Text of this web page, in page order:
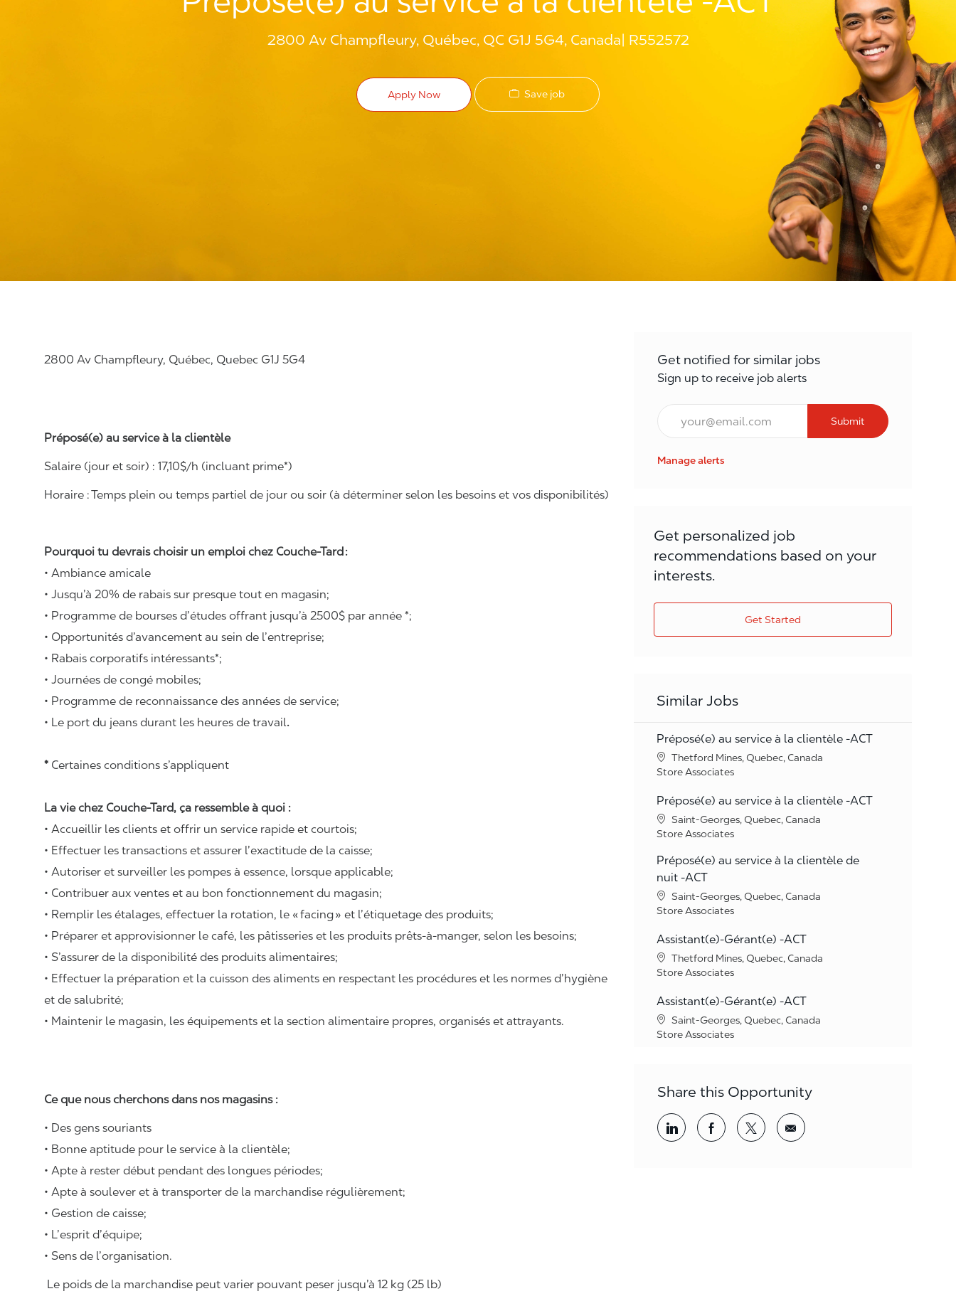
2800 Av Champfleury, Québec, QC G1J 5G4, Canada R552572
Apply Now Save job
2800 Av Champfleury, Québec, Quebec G1J 5G4
Préposé(e) au service à la clientèle
Salaire (jour et soir) : 17,10$/h (incluant prime*)
Horaire :Temps plein ou temps partiel de jour ou soir (à déterminer selon les besoins et vos disponibilités)
Pourquoi tu devrais choisir un emploi chez Couche-Tard :
• Ambiance amicale
• Jusqu’à 20% de rabais sur presque tout en magasin;
• Programme de bourses d’études offrant jusqu’à 2500$ par année *;
• Opportunités d’avancement au sein de l’entreprise;
• Rabais corporatifs intéressants*;
• Journées de congé mobiles;
• Programme de reconnaissance des années de service;
• Le port du jeans durant les heures de travail.
* Certaines conditions s’appliquent
La vie chez Couche-Tard, ça ressemble à quoi :
• Accueillir les clients et offrir un service rapide et courtois;
• Effectuer les transactions et assurer l’exactitude de la caisse;
• Autoriser et surveiller les pompes à essence, lorsque applicable;
• Contribuer aux ventes et au bon fonctionnement du magasin;
• Remplir les étalages, effectuer la rotation, le «facing» et l’étiquetage des produits;
• Préparer et approvisionner le café, les pâtisseries et les produits prêts-à-manger, selon les besoins;
• S’assurer de la disponibilité des produits alimentaires;
• Effectuer la préparation et la cuisson des aliments en respectant les procédures et les normes d’hygiène
et de salubrité;
• Maintenir le magasin, les équipements et la section alimentaire propres, organisés et attrayants.
Ce que nous cherchons dans nos magasins :
• Des gens souriants
• Bonne aptitude pour le service à la clientèle;
• Apte à rester début pendant des longues périodes;
• Apte à soulever et à transporter de la marchandise régulièrement;
• Gestion de caisse;
• L’esprit d’équipe;
• Sens de l’organisation.
Le poids de la marchandise peut varier pouvant peser jusqu’à 12 kg (25 lb)
Get notified for similar jobs
Sign up to receive job alerts
Email*
Submit
Manage alerts
Get personalized job
recommendations based on your
interests.
Get Started
Similar Jobs
Préposé(e) au service à la clientèle -ACT
Location
Thetford Mines, Quebec, Canada
Category
Store Associates
Préposé(e) au service à la clientèle -ACT
Location
Saint-Georges, Quebec, Canada
Category
Store Associates
Préposé(e) au service à la clientèle de
nuit -ACT
Location
Saint-Georges, Quebec, Canada
Category
Store Associates
Assistant(e)-Gérant(e) -ACT
Location
Thetford Mines, Quebec, Canada
Category
Store Associates
Assistant(e)-Gérant(e) -ACT
Location
Saint-Georges, Quebec, Canada
Category
Store Associates
Share this Opportunity
Share via LinkedInShare via Facebook
Share via twitterShare via email